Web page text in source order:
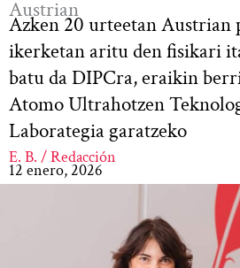
Austrian
Azken 20 urteetan Austrian
ikerketan aritu den fisikari
batu da DIPCra, eraikin
Atomo Ultrahotzen
Laborategia garatzeko
E. B. / Redacción
12 enero, 2026